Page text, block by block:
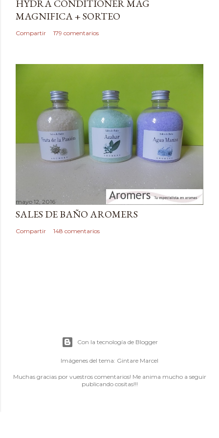
u
n
c
o
HYDRA CONDITIONER MAG
MAGNIFICA + SORTEO
Compartir 179 comentarios
mayo 12, 2016
SALES DE BAÑO AROMERS
Compartir 148 comentarios
Con la tecnología de Blogger
Imágenes del tema: Gintare Marcel
Muchas gracias por vuestros comentarios! Me anima mucho a seguir
publicando cositas!!!